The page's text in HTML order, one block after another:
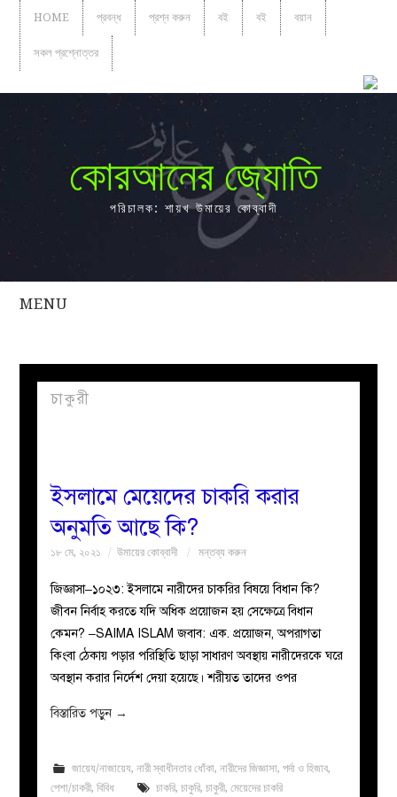
HOME প্রবন্ধ প্রশ্ন করুন বই বই বয়ান
সকল প্রশ্নোত্তর
কোরআনের জ্যোতি
পরিচালক: শায়খ উমায়ের কোব্বাদী
MENU
সকল
প্রবন্ধ
নারীদের
পাতা
মজলিস
প্রশ্ন
করুন
চাকুরী
ইসলামে মেয়েদের চাকরি করার
অনুমতি আছে কি?
১৮ মে, ২০২১ উমায়ের কোব্বাদী মন্তব্য করুন
জিজ্ঞাসা–১০২৩: ইসলামে নারীদের চাকরির বিষয়ে বিধান কি?
জীবন নির্বাহ করতে যদি অধিক প্রয়োজন হয় সেক্ষেত্রে বিধান
কেমন? –SAIMA ISLAM জবাব: এক. প্রয়োজন, অপরাগতা
কিংবা ঠেকায় পড়ার পরিস্থিতি ছাড়া সাধারণ অবস্থায় নারীদেরকে ঘরে
অবস্থান করার নির্দেশ দেয়া হয়েছে। শরীয়ত তাদের ওপর
বিস্তারিত পড়ুন →
জায়েয/নাজায়েয, নারী স্বাধীনতার ধোঁকা, নারীদের জিজ্ঞাসা, পর্দা ও হিজাব,
পেশা/চাকরী,বিবিধ চাকরি, চাকুরি, চাকুরী, মেয়েদের চাকরি